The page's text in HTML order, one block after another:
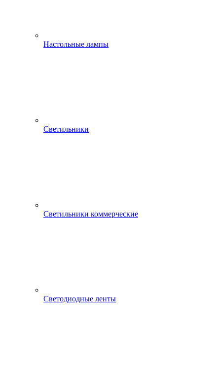
Настольные лампы
Светильники
Светильники коммерческие
Светодиодные ленты